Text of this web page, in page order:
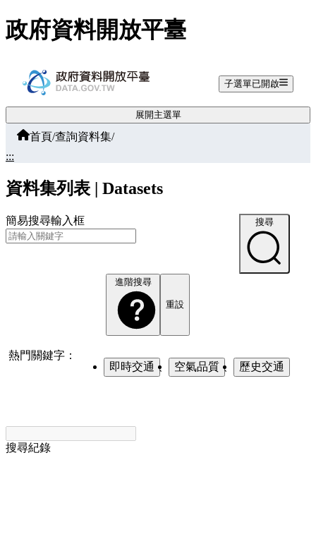
跳至主要內容
政府資料開放平臺
子選單已開啟
展開主選單
首頁/查詢資料集/
:::
資料集列表 | Datasets
簡易搜尋輸入框 搜尋
進階搜尋
重設
熱門關鍵字：
即時交通 、 空氣品質 、 歷史交通
搜尋紀錄